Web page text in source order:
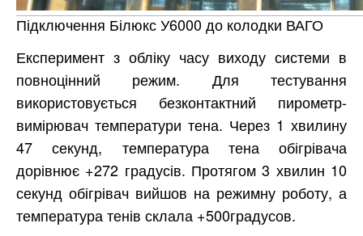
Підключення Білюкс У6000 до колодки ВАГО
Експеримент з обліку часу виходу системи в
повноцінний режим. Для тестування
використовується безконтактний пирометр-
вимірювач температури тена. Через 1 хвилину
47 секунд, температура тена обігрівача
дорівнює +272 градусів. Протягом 3 хвилин 10
секунд обігрівач вийшов на режимну роботу, а
температура тенів склала +500градусов.